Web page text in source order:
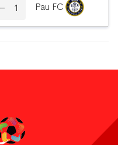
1 Pau FC